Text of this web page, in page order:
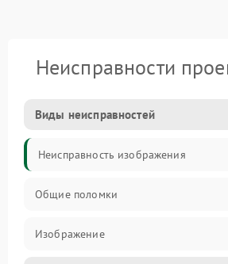
Неисправности
Виды неисправностей
Неисправность изображения
Общие поломки
Изображение